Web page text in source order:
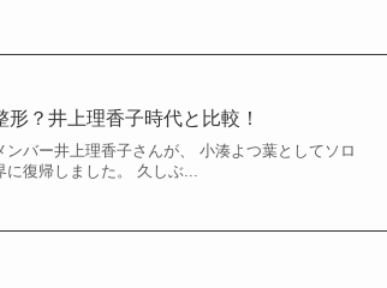
形？井上理香子時代と比較！
バー井上理香子さんが、 小湊よつ葉としてソロ
復帰しました。 久しぶ...